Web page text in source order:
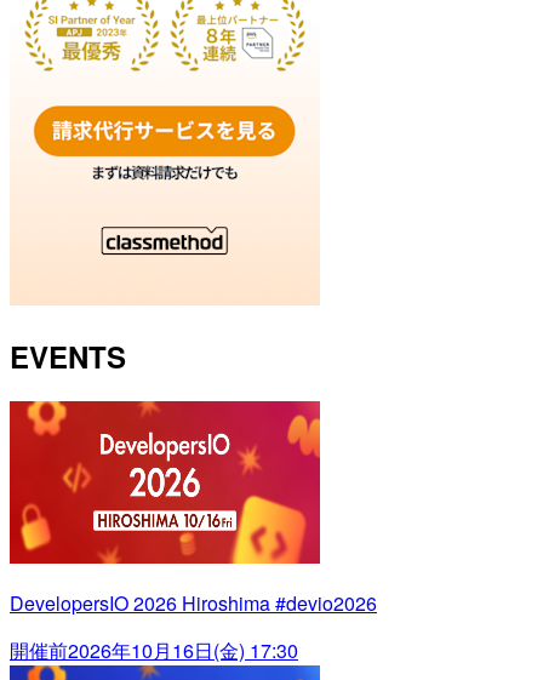
EVENTS
DevelopersIO 2026 Hiroshima #devio2026
開催前2026年10月16日(金) 17:30